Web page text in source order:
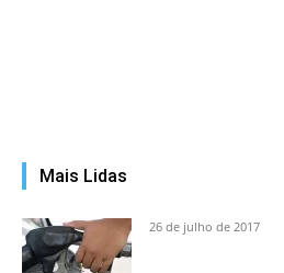
Mais Lidas
26 de julho de 2017